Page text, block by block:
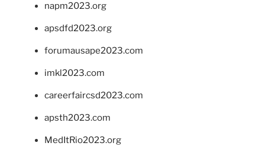
napm2023.org
apsdfd2023.org
forumausape2023.com
imkl2023.com
careerfaircsd2023.com
apsth2023.com
MedItRio2023.org